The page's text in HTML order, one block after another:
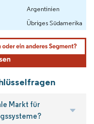
Argentinien
Übriges Südamerika
Markt für